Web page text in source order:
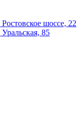
шоссе, 22
85